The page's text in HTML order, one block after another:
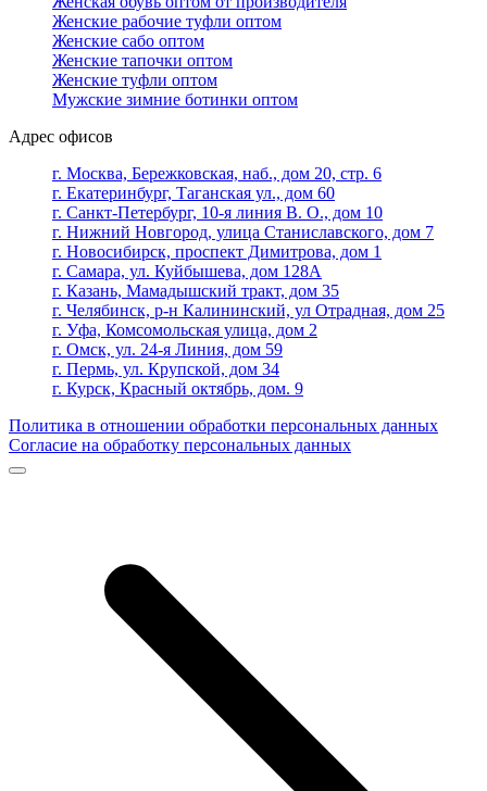
Женские рабочие туфли оптом
Женские сабо оптом
Женские тапочки оптом
Женские туфли оптом
Мужские зимние ботинки оптом
Адрес офисов
г. Москва, Бережковская, наб., дом 20, стр. 6
г. Екатеринбург, Таганская ул., дом 60
г. Санкт-Петербург, 10-я линия В. О., дом 10
г. Нижний Новгород, улица Станиславского, дом 7
г. Новосибирск, проспект Димитрова, дом 1
г. Самара, ул. Куйбышева, дом 128А
г. Казань, Мамадышский тракт, дом 35
г. Челябинск, р-н Калининский, ул Отрадная, дом 25
г. Уфа, Комсомольская улица, дом 2
г. Омск, ул. 24-я Линия, дом 59
г. Пермь, ул. Крупской, дом 34
г. Курск, Красный октябрь, дом. 9
Политика в отношении обработки персональных данных
Согласие на обработку персональных данных